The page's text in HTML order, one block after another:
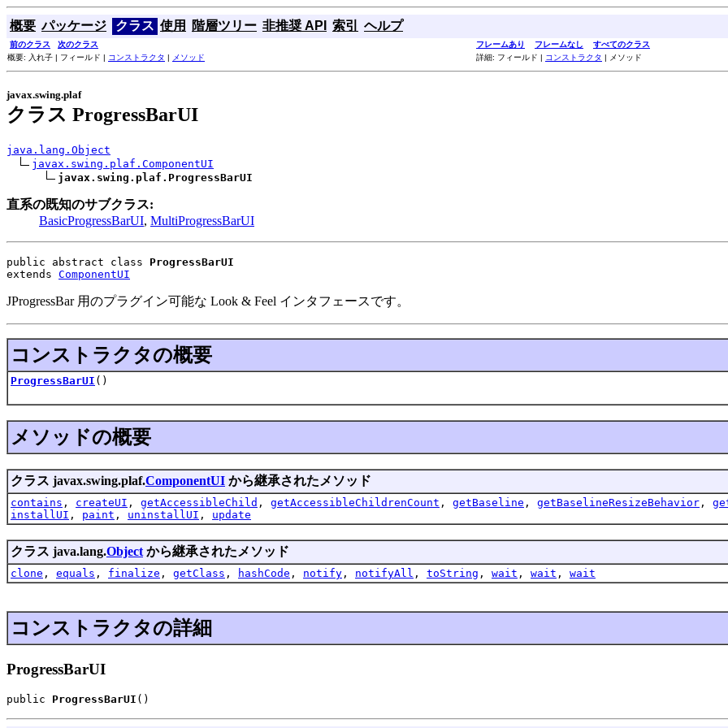
概要 パッケージ クラス 使用 階層ツリー 非推奨 API 索引 ヘルプ
前のクラス 次のクラス フレームあり フレームなし
すべてのクラス
概要: 入れ子 | フィールド | コンストラクタ | メソッド 詳細: フィールド | コンストラクタ | メソッド
javax.swing.plaf
クラス ProgressBarUI
java.lang.Object
javax.swing.plaf.ComponentUI
javax.swing.plaf.ProgressBarUI
直系の既知のサブクラス:
BasicProgressBarUI, MultiProgressBarUI
public abstract class ProgressBarUI
extends ComponentUI
JProgressBar 用のプラグイン可能な Look & Feel インタフェースです。
コンストラクタの概要
ProgressBarUI ()
メソッドの概要
クラス javax.swing.plaf.ComponentUI から継承されたメソッド
contains , createUI , getAccessibleChild , getAccessibleChildrenCount , getBaseline , getBaselineResizeBehavior ,
installUI , paint , uninstallUI , update
クラス java.lang.Object から継承されたメソッド
clone , equals , finalize , getClass , hashCode , notify , notifyAll , toString , wait , wait , wait
コンストラクタの詳細
ProgressBarUI
public ProgressBarUI ()